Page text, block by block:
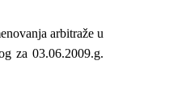
arbitraže u
za 03.06.2009.g.